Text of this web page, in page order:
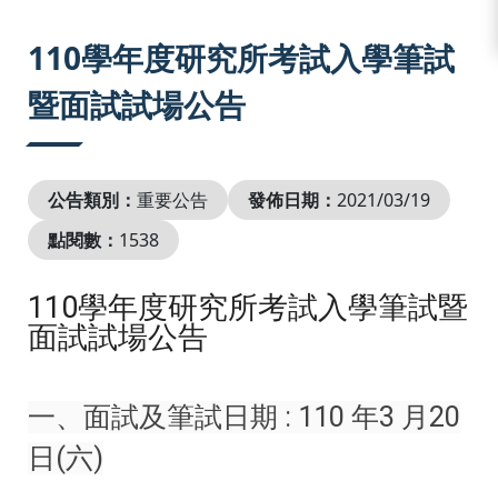
110學年度研究所考試入學筆試
暨面試試場公告
公告類別： 重要公告 發佈日期： 2021/03/19
點閱數： 1538
110學年度研究所考試入學筆試暨
面試試場公告
一、面試及筆試日期 : 110 年3 月20
日(六)